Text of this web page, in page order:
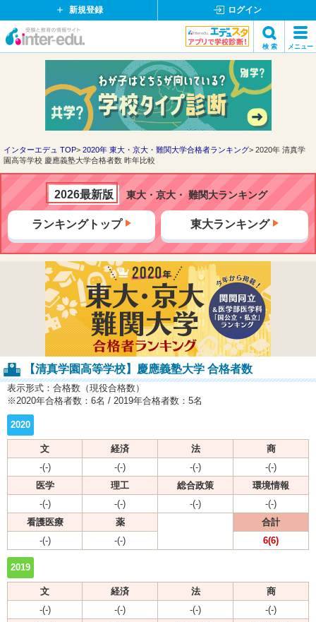
新規登録 ログイン
イ
ド
ッ
ト
検 索 メニュー
検索
インターエデュ TOP 2020年 東大・京大・難関大学合格者ランキング
2020年 清真学
園高等学校 慶應義塾大学合格者数 昨年比較
2026最新版 東大・京大・ 難関大ランキング
ランキングトップ 東大ランキング
【清真学園高等学校】慶應義塾大学 合格者数
表示形式：合格数（現役合格数）
※2020年合格者数：6名 / 2019年合格者数：5名
2020
文 経済 法
商
-(-)
-(-) -(-)
-(-)
医学
理工 総合政策
環境情報
-(-)
-(-) -(-)
-(-)
看護医療
薬
合計
-(-)
-(-) 6(6)
2019
文 経済 法
商
-(-)
-(-) -(-)
-(-)